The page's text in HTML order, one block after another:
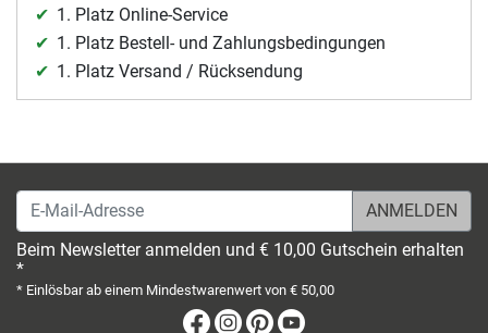
1. Platz Online-Service
1. Platz Bestell- und Zahlungsbedingungen
1. Platz Versand / Rücksendung
E-Mail-Adresse
Beim Newsletter anmelden und € 10,00 Gutschein erhalten
*
* Einlösbar ab einem Mindestwarenwert von € 50,00
Facebook
Instagram
Pinterest